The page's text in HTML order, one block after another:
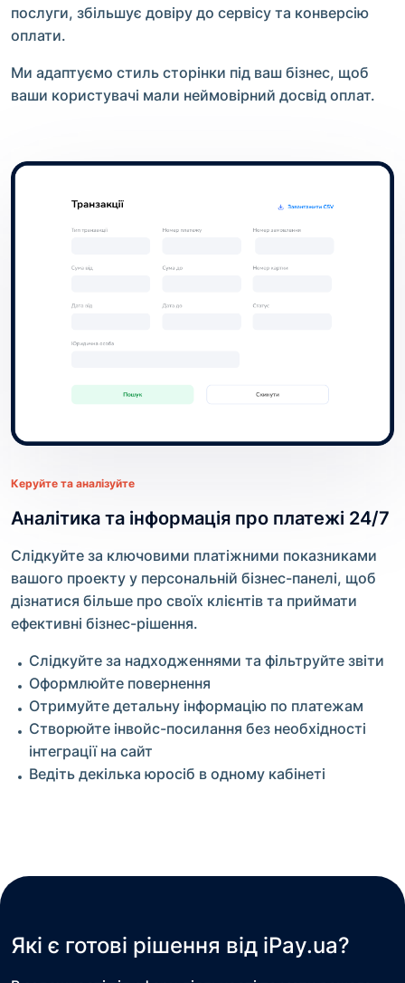
послуги, збільшує довіру до сервісу та конверсію
оплати.
Ми адаптуємо стиль сторінки під ваш бізнес, щоб
ваши користувачі мали неймовірний досвід оплат.
Керуйте та аналізуйте
Аналітика та інформація про платежі 24/7
Слідкуйте за ключовими платіжними показниками
вашого проекту у персональній бізнес-панелі, щоб
дізнатися більше про своїх клієнтів та приймати
ефективні бізнес-рішення.
Слідкуйте за надходженнями та фільтруйте звіти
Оформлюйте повернення
Отримуйте детальну інформацію по платежам
Створюйте інвойс-посилання без необхідності
інтеграції на сайт
Ведіть декілька юросіб в одному кабінеті
Які є готові рішення від iPay.ua?